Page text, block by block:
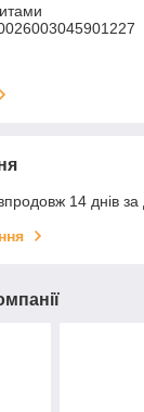
14 днів за